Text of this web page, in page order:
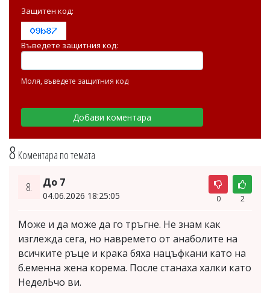
8 Коментара по темата
8. До 7
04.06.2026 18:25:05 0 2
Може и да може да го тръгне. Не знам как
изглежда сега, но навремето от анаболите на
всичките ръце и крака бяха нацъфкани като на
б.еменна жена корема. После станаха халки като
НеделЬчо ви.
Защитен код:
Въведете защитния код:
Моля, въведете защитния код